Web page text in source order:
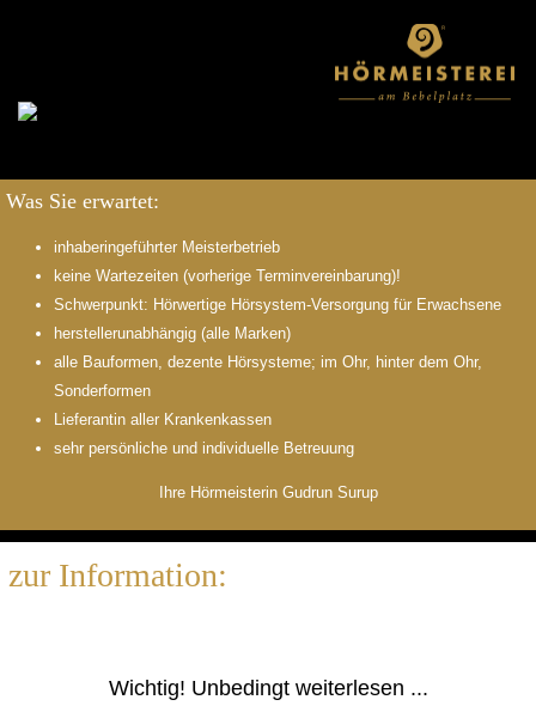
Was Sie erwartet:
inhaberingeführter Meisterbetrieb
keine Wartezeiten (vorherige Terminvereinbarung)!
Schwerpunkt: Hörwertige Hörsystem-Versorgung für Erwachsene
herstellerunabhängig (alle Marken)
alle Bauformen, dezente Hörsysteme; im Ohr, hinter dem Ohr,
Sonderformen
Lieferantin aller Krankenkassen
sehr persönliche und individuelle Betreuung
Ihre Hörmeisterin Gudrun Surup
zur Information:
Wichtig! Unbedingt weiterlesen ...